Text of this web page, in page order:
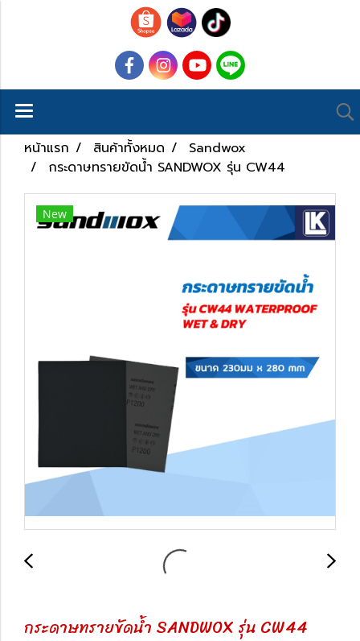
หน้าแรก สินค้าทั้งหมด
Sandwox
กระดาษทรายขัดน้ำ SANDWOX รุ่น CW44
New
กระดาษทรายขัดน้ำ SANDWOX รุ่น CW44